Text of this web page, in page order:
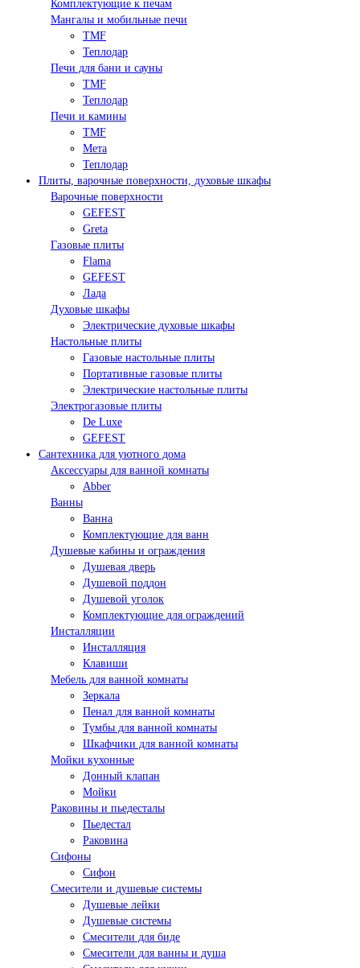
Комплектующие к печам
Мангалы и мобильные печи
TMF
Теплодар
Печи для бани и сауны
TMF
Теплодар
Печи и камины
TMF
Мета
Теплодар
Плиты, варочные поверхности, духовые шкафы
Варочные поверхности
GEFEST
Greta
Газовые плиты
Flama
GEFEST
Лада
Духовые шкафы
Электрические духовые шкафы
Настольные плиты
Газовые настольные плиты
Портативные газовые плиты
Электрические настольные плиты
Электрогазовые плиты
De Luxe
GEFEST
Сантехника для уютного дома
Аксессуары для ванной комнаты
Abber
Ванны
Ванна
Комплектующие для ванн
Душевые кабины и ограждения
Душевая дверь
Душевой поддон
Душевой уголок
Комплектующие для ограждений
Инсталляции
Инсталляция
Клавиши
Мебель для ванной комнаты
Зеркала
Пенал для ванной комнаты
Тумбы для ванной комнаты
Шкафчики для ванной комнаты
Мойки кухонные
Донный клапан
Мойки
Раковины и пьедесталы
Пьедестал
Раковина
Сифоны
Сифон
Смесители и душевые системы
Душевые лейки
Душевые системы
Смесители для биде
Смесители для ванны и душа